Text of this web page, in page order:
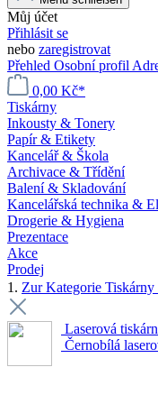
Můj účet
Přihlásit se
nebo zaregistrovat
Přehled Osobní profil
0,00 Kč*
Tiskárny
Inkousty & Tonery
Papír & Etikety
Kancelář & Škola
Archivace & Třídění
Balení & Skladování
Kancelářská technika &
Drogerie & Hygiena
Prezentace
Akce
Prodej
1. Zur Kategorie Tiskárny
Laserová
Černobílá